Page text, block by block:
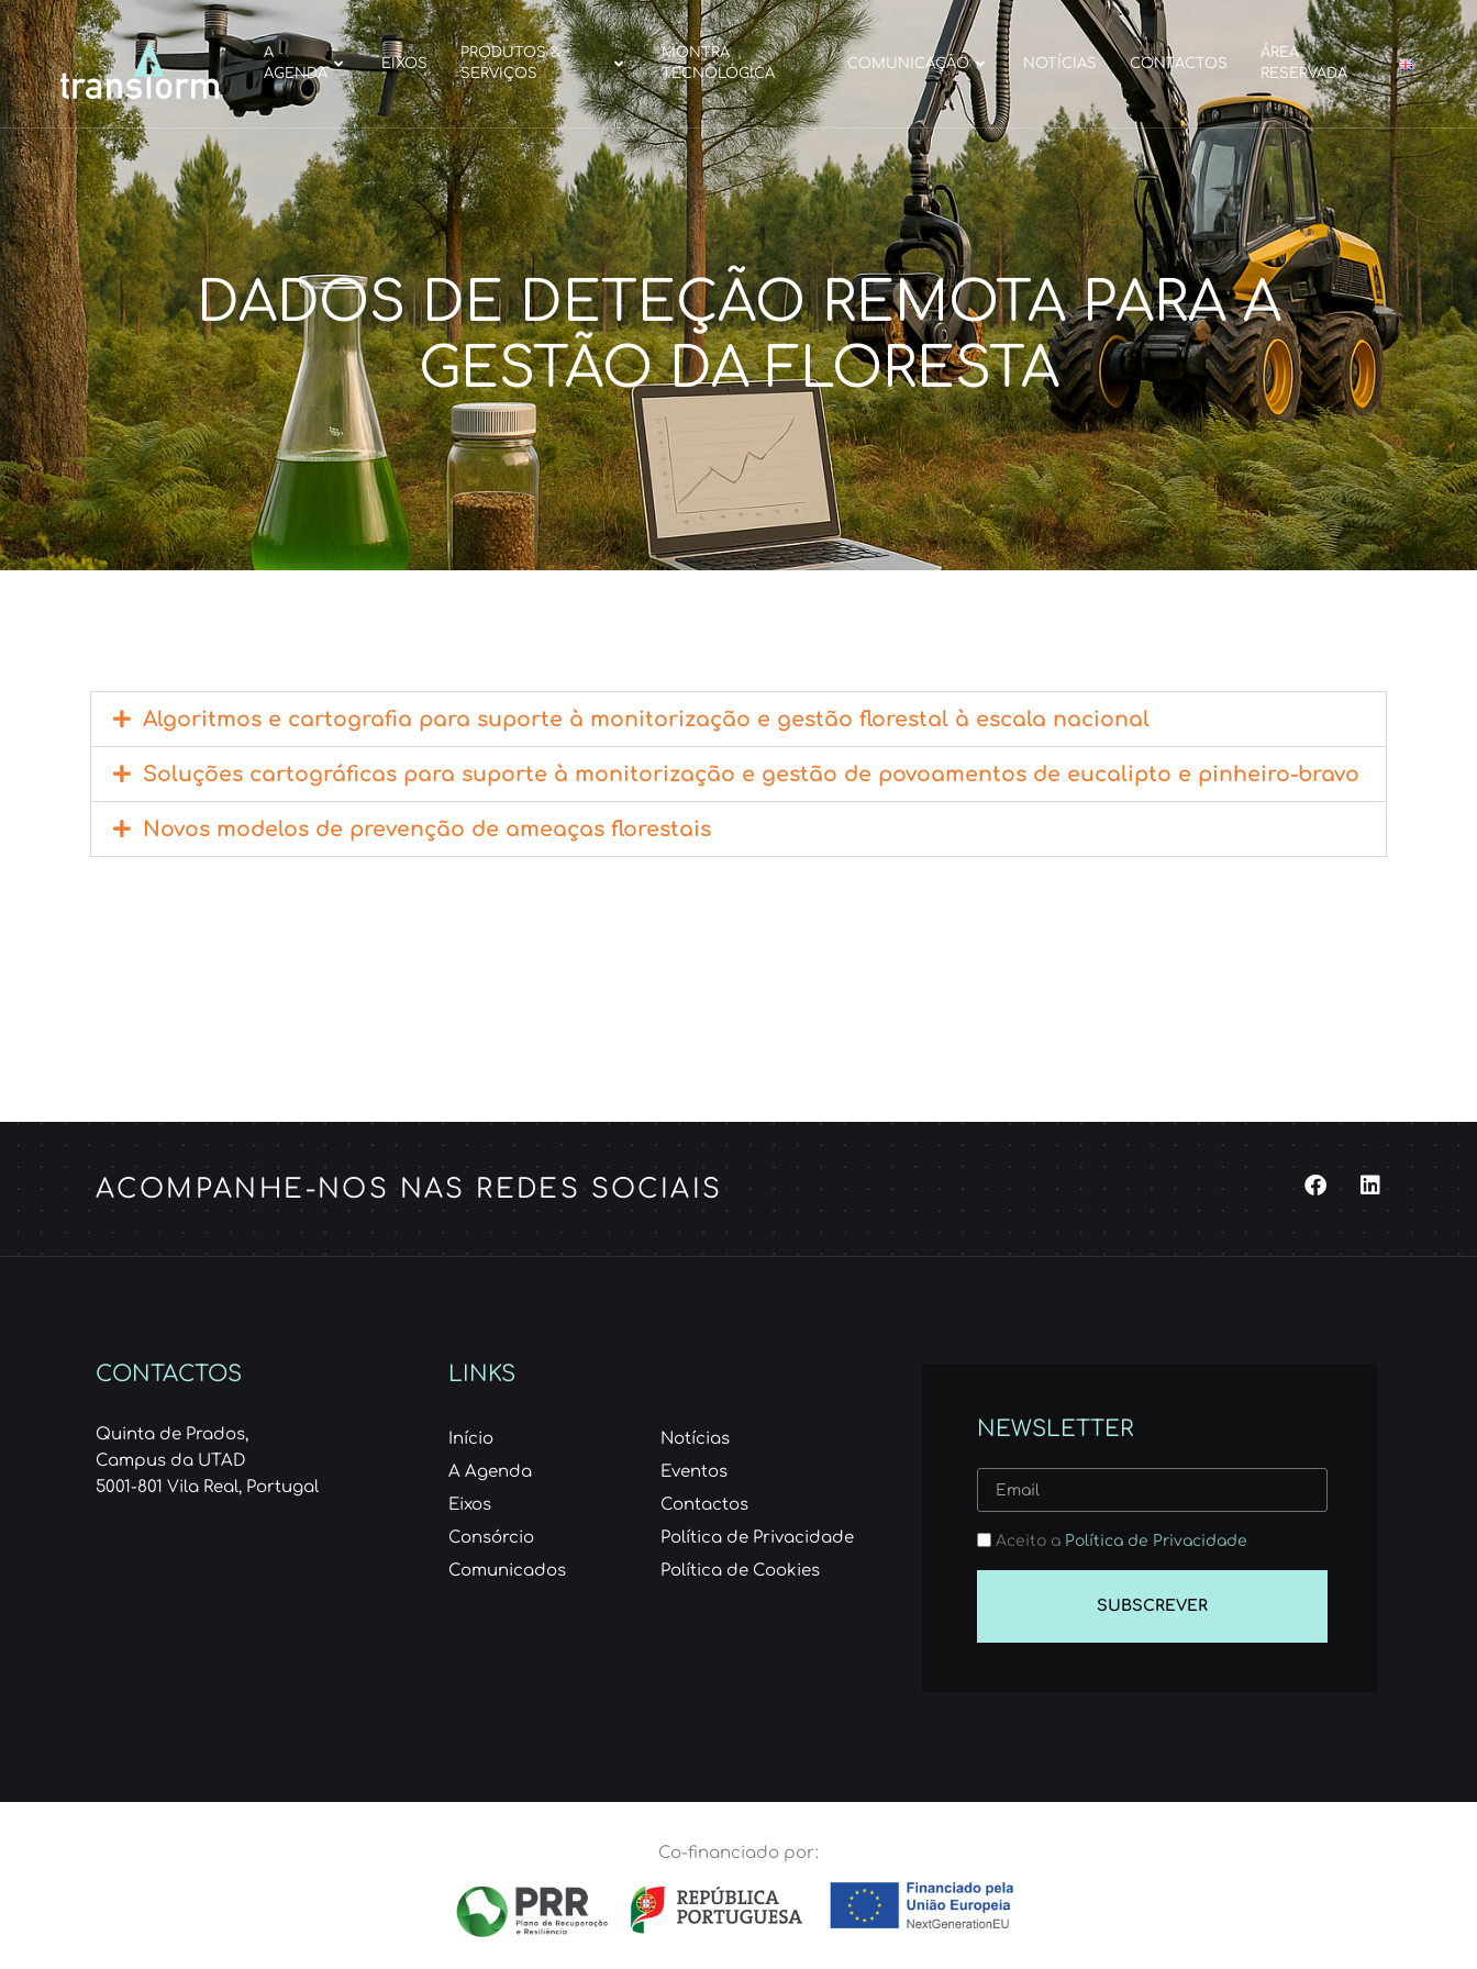
A
AGENDA
EIXOS
PRODUTOS &
SERVIÇOS
MONTRA
TECNOLÓGICA
COMUNICAÇÃO NOTÍCIAS CONTACTOS
ÁREA
RESERVADA
DADOS DE DETEÇÃO REMOTA PARA A
GESTÃO DA FLORESTA
Algoritmos e cartografia para suporte à monitorização e gestão florestal à escala nacional
Soluções cartográficas para suporte à monitorização e gestão de povoamentos de eucalipto e pinheiro-bravo
Novos modelos de prevenção de ameaças florestais
ACOMPANHE-NOS NAS REDES SOCIAIS
CONTACTOS
Quinta de Prados,
Campus da UTAD
5001-801 Vila Real, Portugal
LINKS
Início
A Agenda
Eixos
Consórcio
Comunicados
Notícias
Eventos
Contactos
Política de Privacidade
Política de Cookies
NEWSLETTER
Aceito a Política de Privacidade
SUBSCREVER
Co-financiado por: